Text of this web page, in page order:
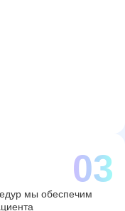
мы обеспечим